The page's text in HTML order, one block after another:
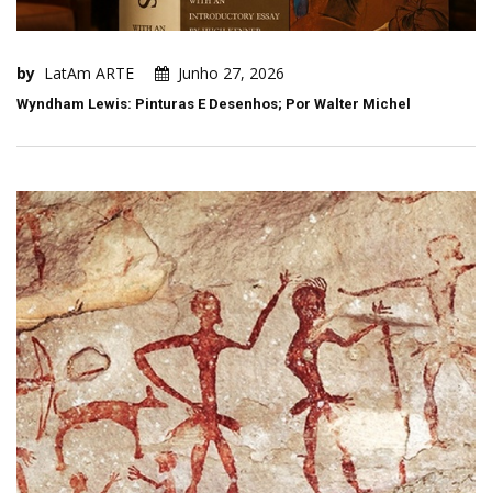
by LatAm ARTE Junho 27, 2026
Wyndham Lewis: Pinturas E Desenhos; Por Walter Michel